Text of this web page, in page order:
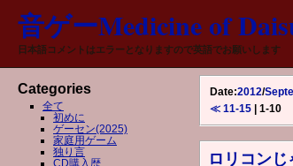
音ゲーMedicine of
日本語コメントはエラーとなりますので英語でお願いします
Date:2012/
≪ 11-15 | 1-10
ロリコン
Categories
全て
初めに
ゲーセン(2025)
家庭用ゲーム
独り言